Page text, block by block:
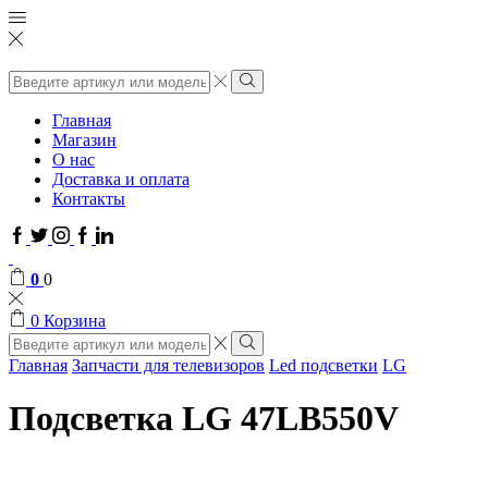
Поиск
ввода
Поиск
Главная
Магазин
О нас
Доставка и оплата
Контакты
Facebook
TwitterInstagram
GoogleLinkedin
0 0
0 Корзина
Поиск
ввода
Поиск
Главная Запчасти для телевизоров Led подсветки LG
Подсветка LG 47LB550V